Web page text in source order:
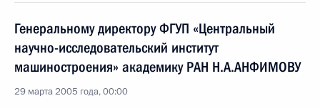
Генеральному директору ФГУП «Центральный
научно-исследовательский институт
машиностроения» академику РАН Н.А.АНФИМОВУ
29 марта 2005 года, 00:00